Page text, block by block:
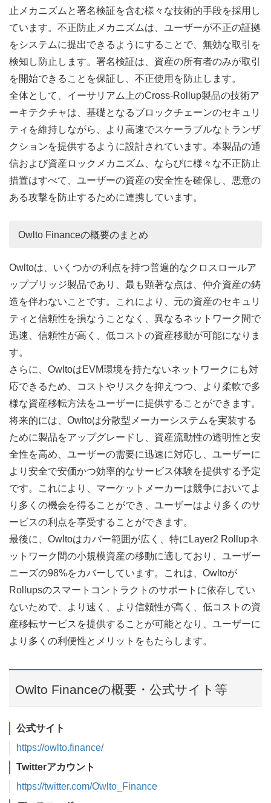
止メカニズムと署名検証を含む様々な技術的手段を採用し
ています。不正防止メカニズムは、ユーザーが不正の証拠
をシステムに提出できるようにすることで、無効な取引を
検知し防止します。署名検証は、資産の所有者のみが取引
を開始できることを保証し、不正使用を防止します。
全体として、イーサリアム上のCross-Rollup製品の技術ア
ーキテクチャは、基礎となるブロックチェーンのセキュリ
ティを維持しながら、より高速でスケーラブルなトランザ
クションを提供するように設計されています。本製品の通
信および資産ロックメカニズム、ならびに様々な不正防止
措置はすべて、ユーザーの資産の安全性を確保し、悪意の
ある攻撃を防止するために連携しています。
Owlto Financeの概要のまとめ
Owltoは、いくつかの利点を持つ普遍的なクロスロールア
ップブリッジ製品であり、最も顕著な点は、仲介資産の鋳
造を伴わないことです。これにより、元の資産のセキュリ
ティと信頼性を損なうことなく、異なるネットワーク間で
迅速、信頼性が高く、低コストの資産移動が可能になりま
す。
さらに、OwltoはEVM環境を持たないネットワークにも対
応できるため、コストやリスクを抑えつつ、より柔軟で多
様な資産移転方法をユーザーに提供することができます。
将来的には、Owltoは分散型メーカーシステムを実装する
ために製品をアップグレードし、資産流動性の透明性と安
全性を高め、ユーザーの需要に迅速に対応し、ユーザーに
より安全で安価かつ効率的なサービス体験を提供する予定
です。これにより、マーケットメーカーは競争においてよ
り多くの機会を得ることができ、ユーザーはより多くのサ
ービスの利点を享受することができます。
最後に、Owltoはカバー範囲が広く、特にLayer2 Rollupネ
ットワーク間の小規模資産の移動に適しており、ユーザー
ニーズの98%をカバーしています。これは、Owltoが
Rollupsのスマートコントラクトのサポートに依存してい
ないためで、より速く、より信頼性が高く、低コストの資
産移転サービスを提供することが可能となり、ユーザーに
より多くの利便性とメリットをもたらします。
Owlto Financeの概要・公式サイト等
公式サイト
https://owlto.finance/
Twitterアカウント
https://twitter.com/Owlto_Finance